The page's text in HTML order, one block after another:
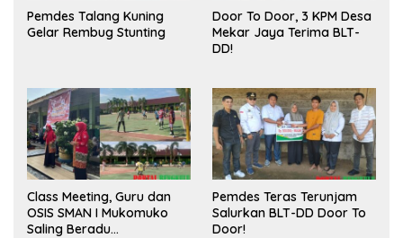
Pemdes Talang Kuning
Gelar Rembug Stunting
Door To Door, 3 KPM Desa
Mekar Jaya Terima BLT-
DD!
Class Meeting, Guru dan
OSIS SMAN I Mukomuko
Saling Beradu
Pemdes Teras Terunjam
Salurkan BLT-DD Door To
Door!